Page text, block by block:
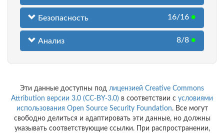
Безопасность 16/16 ●
Анализ 8/8 ●
Эти данные доступны под лицензией Creative Commons
Attribution версии 3.0 (CC-BY-3.0) в соответствии с условиями
использования Open Source Security Foundation. Все могут
свободно делиться и адаптировать эти данные, но должны
указывать соответствующие ссылки. При распространении,